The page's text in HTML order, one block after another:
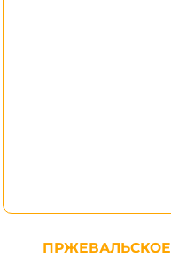
ПРЖЕВАЛЬСКОЕ